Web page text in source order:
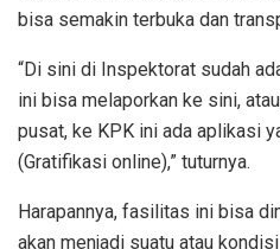
bisa semakin terbuka dan
“Di sini di Inspektorat sudah
ini bisa melaporkan ke sini,
pusat, ke KPK ini ada aplikasi
(Gratifikasi online),” tuturnya.
Harapannya, fasilitas ini bisa
akan menjadi suatu atau